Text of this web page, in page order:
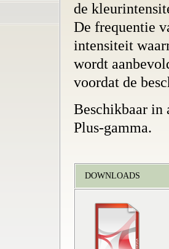
de
De frequentie
intensiteit
wordt
voordat de
Beschikbaar in
Plus-gamma.
DOWNLOADS